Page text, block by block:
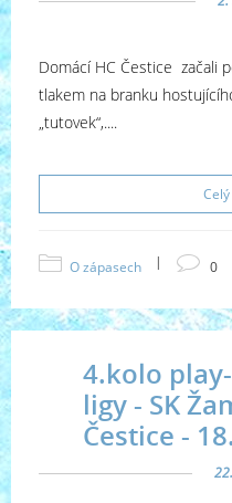
Domácí HC Čestice začali
tlakem na branku
„tutovek“,....
O zápasech | 0
4.kolo
ligy - SK
Čestice -